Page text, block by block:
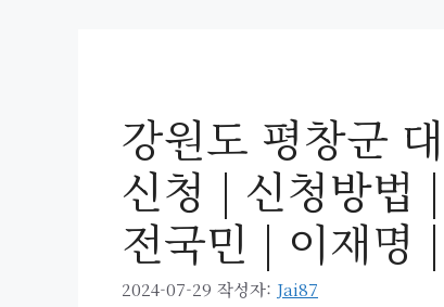
강원도 평창군
신청 | 신청방법
전국민 | 이재명
2024-07-29 작성자: Jai87